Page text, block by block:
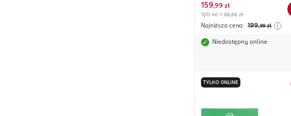
159,99 zł
100 ml = 66,66 zł
Najniższa cena: 199,99 zł
Niedostępny online
TYLKO ONLINE